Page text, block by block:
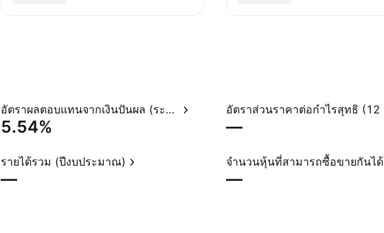
อัตราผลตอบแทนจากเงินปันผล (ระบุไว้)
5.54% —
รายได้รวม (ปีงบประมาณ)
—
จำนวนหุ้นที่สามารถซื้อขายกันได้
—